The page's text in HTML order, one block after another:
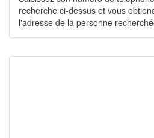
recherche ci-dessus et vous
l'adresse de la personne